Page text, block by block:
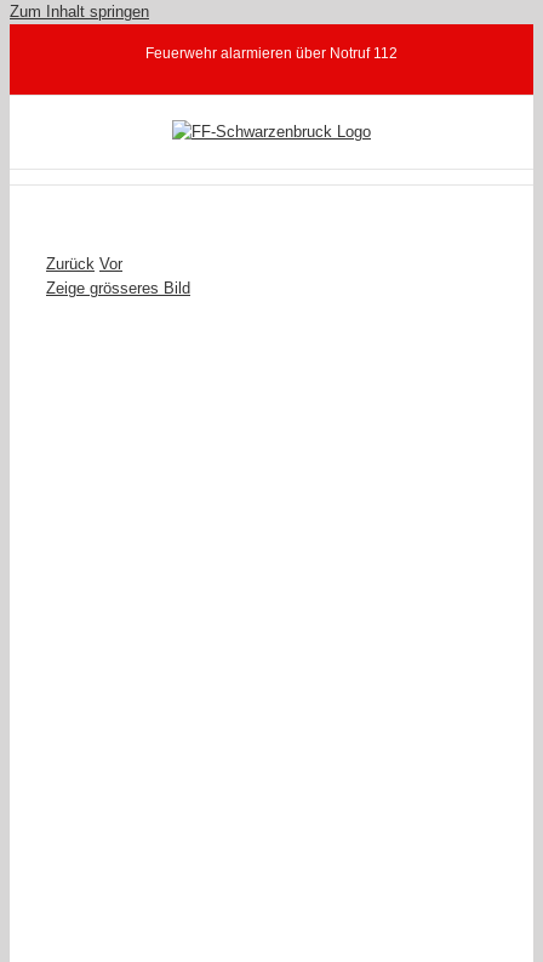
Zum Inhalt springen
Feuerwehr alarmieren über Notruf 112
Zurück Vor
Zeige grösseres Bild